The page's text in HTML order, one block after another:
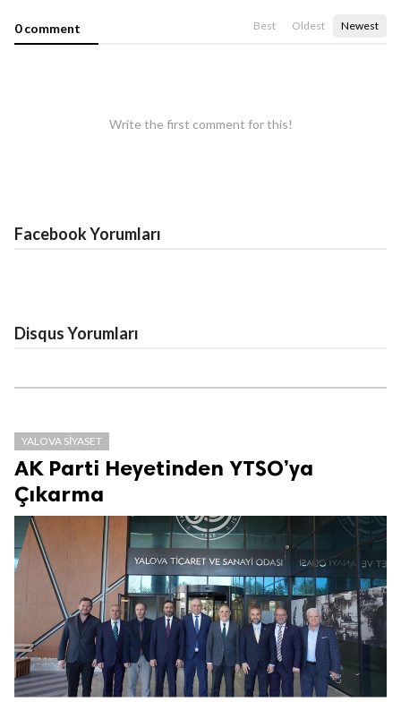
0 comment Best Oldest Newest
Write the first comment for this!
Facebook Yorumları
Disqus Yorumları
YALOVA SIYASET
AK Parti Heyetinden YTSO’ya
Çıkarma